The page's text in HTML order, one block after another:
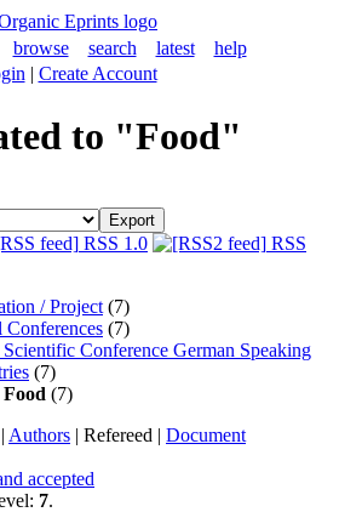
browse search latest
help
| Create Account
to "Food"
RSS 1.0
RSS
/ Project (7)
Conferences (7)
Scientific Conference German Speaking
(7)
Food (7)
| Authors | Refereed | Document
accepted
7.